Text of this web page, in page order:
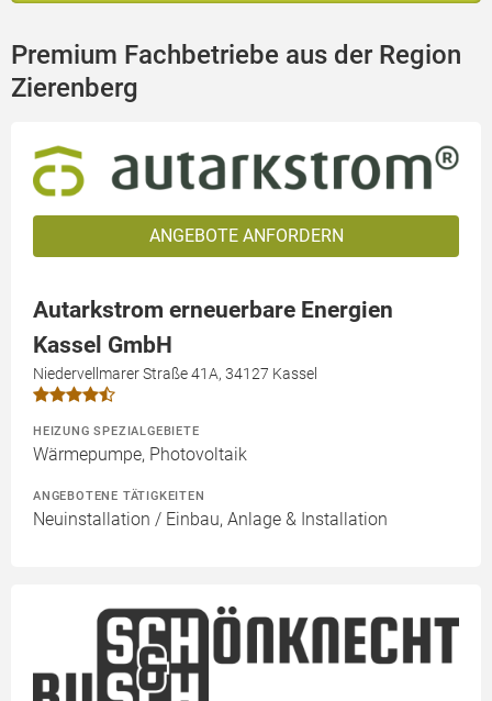
Premium Fachbetriebe aus der Region
Zierenberg
ANGEBOTE ANFORDERN
Autarkstrom erneuerbare Energien
Kassel GmbH
Niedervellmarer Straße 41A, 34127 Kassel
HEIZUNG SPEZIALGEBIETE
Wärmepumpe, Photovoltaik
ANGEBOTENE TÄTIGKEITEN
Neuinstallation / Einbau, Anlage & Installation